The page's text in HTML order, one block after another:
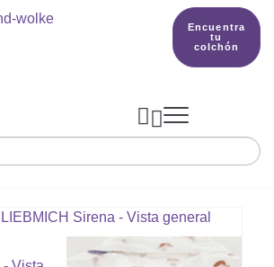
Encuentra
tu
colchón
 
Y ACCESORIOS
sueños